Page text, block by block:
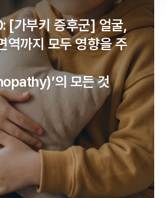
[가부키 증후군] 얼굴,
역까지 모두 영향을 주
의 모든 것